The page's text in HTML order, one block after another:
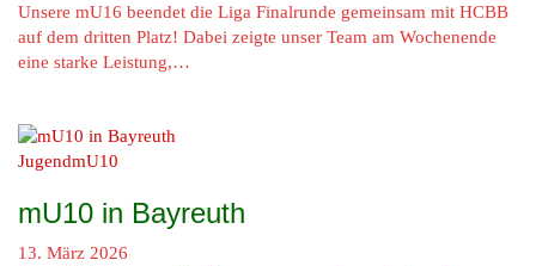
Unsere mU16 beendet die Liga Finalrunde gemeinsam mit HCBB
auf dem dritten Platz! Dabei zeigte unser Team am Wochenende
eine starke Leistung,…
JugendmU10
mU10 in Bayreuth
13. März 2026